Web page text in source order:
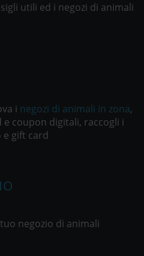
utili ed i negozi di animali
i negozi di animali in zona,
e coupon digitali, raccogli i
gift card
negozio di animali